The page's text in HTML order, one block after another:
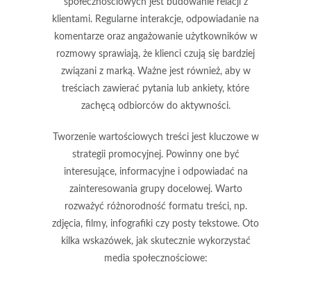
klientami. Regularne interakcje, odpowiadanie na
komentarze oraz angażowanie użytkowników w
rozmowy sprawiają, że klienci czują się bardziej
związani z marką. Ważne jest również, aby w
treściach zawierać pytania lub ankiety, które
zachęcą odbiorców do aktywności.
Tworzenie wartościowych treścijest kluczowe w
strategii promocyjnej. Powinny one być
interesujące, informacyjne i odpowiadać na
zainteresowania grupy docelowej. Warto
rozważyć różnorodność formatu treści, np.
zdjęcia, filmy, infografiki czy posty tekstowe. Oto
kilka wskazówek, jak skutecznie wykorzystać
media społecznościowe: